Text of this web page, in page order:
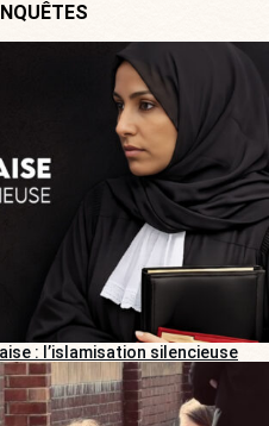
: l’islamisation silencieuse